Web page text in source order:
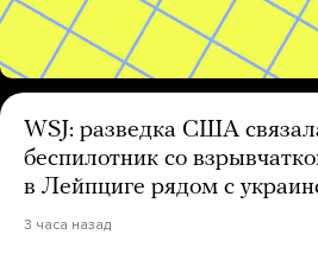
WSJ: разведка США
беспилотник со
в Лейпциге рядом с
3 часа назад